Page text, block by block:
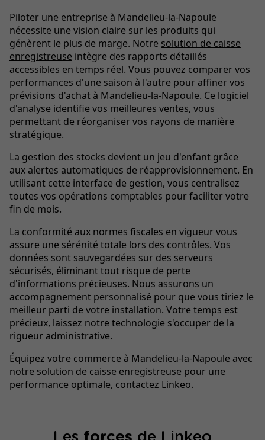
Piloter une entreprise à Mandelieu-la-Napoule
nécessite une vision claire sur les produits qui
génèrent le plus de marge. Notre solution de caisse
enregistreuse intègre des rapports détaillés
accessibles en temps réel. Vous pouvez comparer vos
performances d'une saison à l'autre pour affiner vos
prévisions d'achat à Mandelieu-la-Napoule. Ce logiciel
d'analyse identifie vos meilleures ventes, vous
permettant de réorganiser vos rayons de manière
stratégique.
La gestion des stocks devient un jeu d'enfant grâce
aux alertes automatiques de réapprovisionnement. En
utilisant cette interface de gestion, vous centralisez
toutes vos opérations comptables pour faciliter votre
fin de mois.
La conformité aux normes fiscales en vigueur vous
assure une sérénité totale lors des contrôles. Vos
données sont sauvegardées sur des serveurs
sécurisés, éliminant tout risque de perte
d'informations précieuses. Nous assurons un
accompagnement personnalisé pour que vous tiriez le
meilleur parti de votre installation. Votre temps est
précieux, laissez notre technologie s'occuper de la
rigueur administrative.
Équipez votre commerce à Mandelieu-la-Napoule avec
notre solution de caisse enregistreuse pour une
performance optimale, contactez Linkeo.